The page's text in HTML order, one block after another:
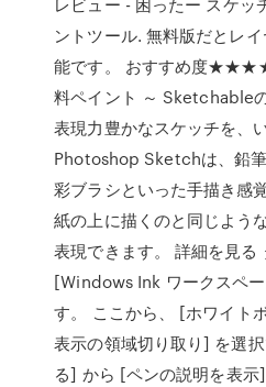
ントツール. 無料版だとレ
能です。 おすすめ度
料ペイント ～ Sketchable
表現力豊かなスケッチを、
Photoshop Sketchは、鉛
彩ブラシといった手描き感
紙の上に描くのと同じよう
表現できます。 詳細を見る
[Windows Ink ワークスペ
す。 ここから、 [ホワイト
表示の領域切り取り] を選
る] から [ペンの説明を表示]